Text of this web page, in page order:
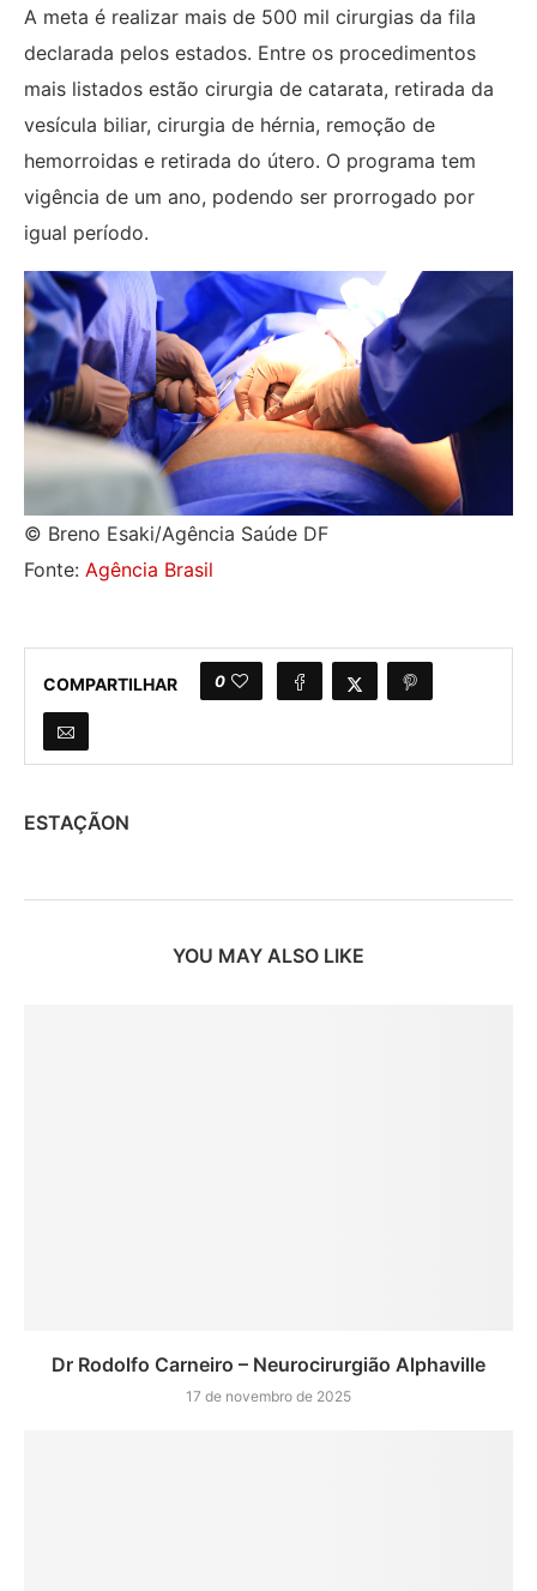
A meta é realizar mais de 500 mil cirurgias da fila
declarada pelos estados. Entre os procedimentos
mais listados estão cirurgia de catarata, retirada da
vesícula biliar, cirurgia de hérnia, remoção de
hemorroidas e retirada do útero. O programa tem
vigência de um ano, podendo ser prorrogado por
igual período.
© Breno Esaki/Agência Saúde DF
Fonte: Agência Brasil
COMPARTILHAR 0
ESTAÇÃON
YOU MAY ALSO LIKE
Dr Rodolfo Carneiro – Neurocirurgião Alphaville
17 de novembro de 2025